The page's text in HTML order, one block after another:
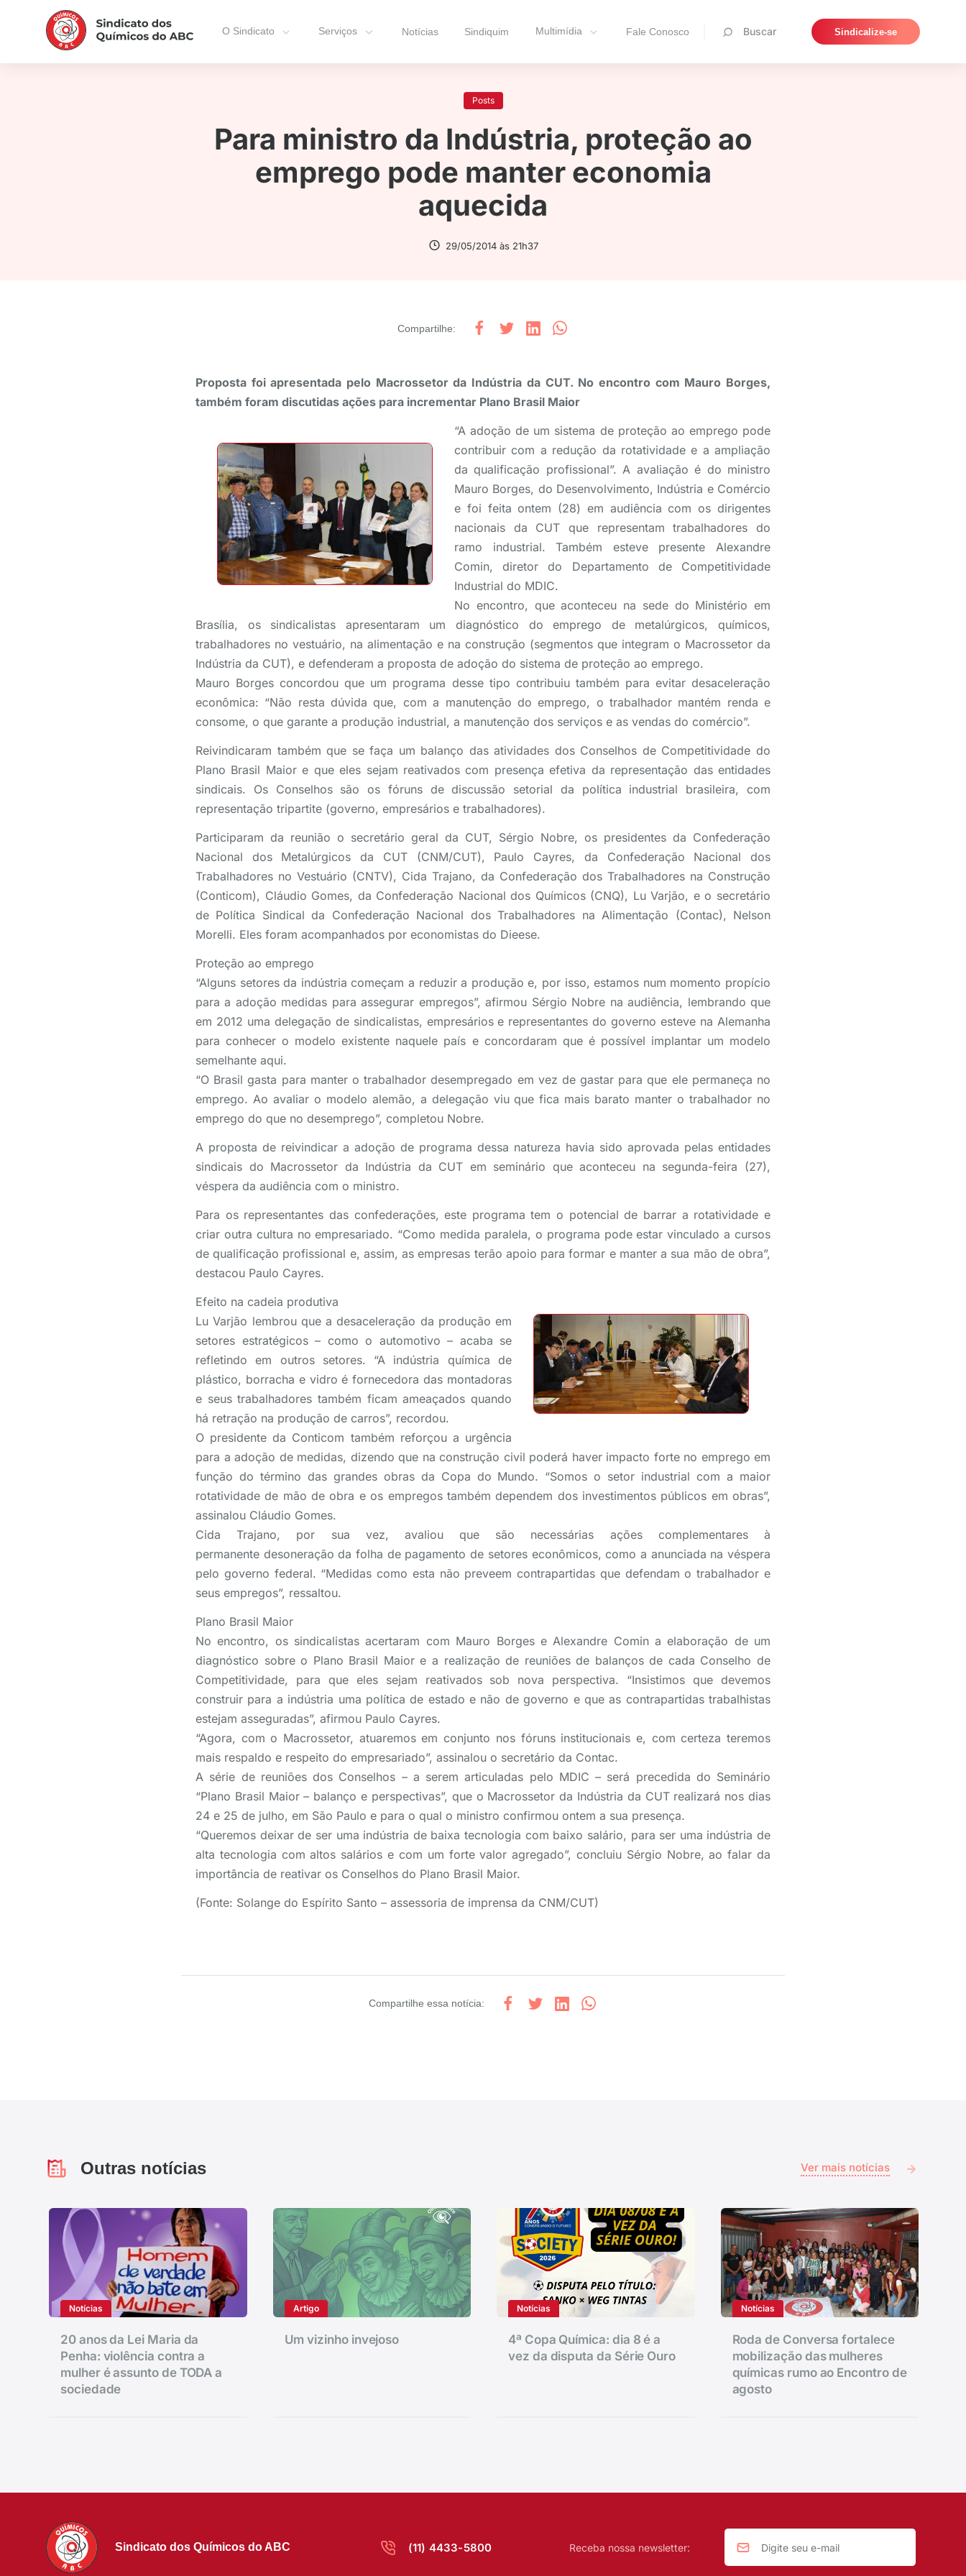
O Sindicato Serviços Notícias Sindiquim Multimídia Fale Conosco Buscar Sindicalize-se
Pesquisar
Posts
Para ministro da Indústria, proteção ao
emprego pode manter economia
aquecida
29/05/2014 às 21h37
Compartilhe:
Proposta foi apresentada pelo Macrossetor da Indústria da CUT. No encontro com Mauro Borges,
também foram discutidas ações para incrementar Plano Brasil Maior
“A adoção de um sistema de proteção ao emprego pode
contribuir com a redução da rotatividade e a ampliação
da qualificação profissional”. A avaliação é do ministro
Mauro Borges, do Desenvolvimento, Indústria e Comércio
e foi feita ontem (28) em audiência com os dirigentes
nacionais da CUT que representam trabalhadores do
ramo industrial. Também esteve presente Alexandre
Comin, diretor do Departamento de Competitividade
Industrial do MDIC.
No encontro, que aconteceu na sede do Ministério em
Brasília, os sindicalistas apresentaram um diagnóstico do emprego de metalúrgicos, químicos,
trabalhadores no vestuário, na alimentação e na construção (segmentos que integram o Macrossetor da
Indústria da CUT), e defenderam a proposta de adoção do sistema de proteção ao emprego.
Mauro Borges concordou que um programa desse tipo contribuiu também para evitar desaceleração
econômica: “Não resta dúvida que, com a manutenção do emprego, o trabalhador mantém renda e
consome, o que garante a produção industrial, a manutenção dos serviços e as vendas do comércio”.
Reivindicaram também que se faça um balanço das atividades dos Conselhos de Competitividade do
Plano Brasil Maior e que eles sejam reativados com presença efetiva da representação das entidades
sindicais. Os Conselhos são os fóruns de discussão setorial da política industrial brasileira, com
representação tripartite (governo, empresários e trabalhadores).
Participaram da reunião o secretário geral da CUT, Sérgio Nobre, os presidentes da Confederação
Nacional dos Metalúrgicos da CUT (CNM/CUT), Paulo Cayres, da Confederação Nacional dos
Trabalhadores no Vestuário (CNTV), Cida Trajano, da Confederação dos Trabalhadores na Construção
(Conticom), Cláudio Gomes, da Confederação Nacional dos Químicos (CNQ), Lu Varjão, e o secretário
de Política Sindical da Confederação Nacional dos Trabalhadores na Alimentação (Contac), Nelson
Morelli. Eles foram acompanhados por economistas do Dieese.
Proteção ao emprego
“Alguns setores da indústria começam a reduzir a produção e, por isso, estamos num momento propício
para a adoção medidas para assegurar empregos”, afirmou Sérgio Nobre na audiência, lembrando que
em 2012 uma delegação de sindicalistas, empresários e representantes do governo esteve na Alemanha
para conhecer o modelo existente naquele país e concordaram que é possível implantar um modelo
semelhante aqui.
“O Brasil gasta para manter o trabalhador desempregado em vez de gastar para que ele permaneça no
emprego. Ao avaliar o modelo alemão, a delegação viu que fica mais barato manter o trabalhador no
emprego do que no desemprego”, completou Nobre.
A proposta de reivindicar a adoção de programa dessa natureza havia sido aprovada pelas entidades
sindicais do Macrossetor da Indústria da CUT em seminário que aconteceu na segunda-feira (27),
véspera da audiência com o ministro.
Para os representantes das confederações, este programa tem o potencial de barrar a rotatividade e
criar outra cultura no empresariado. “Como medida paralela, o programa pode estar vinculado a cursos
de qualificação profissional e, assim, as empresas terão apoio para formar e manter a sua mão de obra”,
destacou Paulo Cayres.
Efeito na cadeia produtiva
Lu Varjão lembrou que a desaceleração da produção em
setores estratégicos – como o automotivo – acaba se
refletindo em outros setores. “A indústria química de
plástico, borracha e vidro é fornecedora das montadoras
e seus trabalhadores também ficam ameaçados quando
há retração na produção de carros”, recordou.
O presidente da Conticom também reforçou a urgência
para a adoção de medidas, dizendo que na construção civil poderá haver impacto forte no emprego em
função do término das grandes obras da Copa do Mundo. “Somos o setor industrial com a maior
rotatividade de mão de obra e os empregos também dependem dos investimentos públicos em obras”,
assinalou Cláudio Gomes.
Cida Trajano, por sua vez, avaliou que são necessárias ações complementares à
permanente desoneração da folha de pagamento de setores econômicos, como a anunciada na véspera
pelo governo federal. “Medidas como esta não preveem contrapartidas que defendam o trabalhador e
seus empregos”, ressaltou.
Plano Brasil Maior
No encontro, os sindicalistas acertaram com Mauro Borges e Alexandre Comin a elaboração de um
diagnóstico sobre o Plano Brasil Maior e a realização de reuniões de balanços de cada Conselho de
Competitividade, para que eles sejam reativados sob nova perspectiva. “Insistimos que devemos
construir para a indústria uma política de estado e não de governo e que as contrapartidas trabalhistas
estejam asseguradas”, afirmou Paulo Cayres.
“Agora, com o Macrossetor, atuaremos em conjunto nos fóruns institucionais e, com certeza teremos
mais respaldo e respeito do empresariado”, assinalou o secretário da Contac.
A série de reuniões dos Conselhos – a serem articuladas pelo MDIC – será precedida do Seminário
“Plano Brasil Maior – balanço e perspectivas”, que o Macrossetor da Indústria da CUT realizará nos dias
24 e 25 de julho, em São Paulo e para o qual o ministro confirmou ontem a sua presença.
“Queremos deixar de ser uma indústria de baixa tecnologia com baixo salário, para ser uma indústria de
alta tecnologia com altos salários e com um forte valor agregado”, concluiu Sérgio Nobre, ao falar da
importância de reativar os Conselhos do Plano Brasil Maior.
(Fonte: Solange do Espírito Santo – assessoria de imprensa da CNM/CUT)
Compartilhe essa notícia:
Outras notícias Ver mais notícias
Notícias
20 anos da Lei Maria da
Penha: violência contra a
mulher é assunto de TODA a
sociedade
Artigo
Um vizinho invejoso
Notícias
4ª Copa Química: dia 8 é a
vez da disputa da Série Ouro
Notícias
Roda de Conversa fortalece
mobilização das mulheres
químicas rumo ao Encontro de
agosto
Sindicato dos Químicos do ABC (11) 4433-5800 Receba nossa newsletter: